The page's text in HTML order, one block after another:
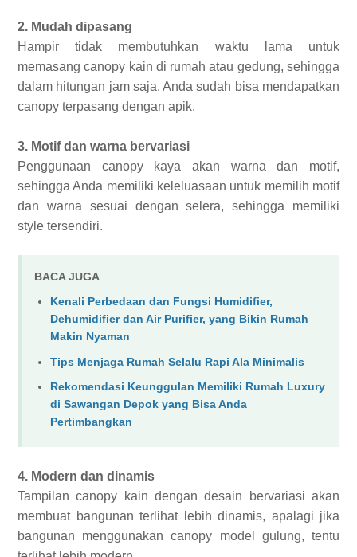
2. Mudah dipasang
Hampir tidak membutuhkan waktu lama untuk
memasang canopy kain di rumah atau gedung, sehingga
dalam hitungan jam saja, Anda sudah bisa mendapatkan
canopy terpasang dengan apik.
3. Motif dan warna bervariasi
Penggunaan canopy kaya akan warna dan motif,
sehingga Anda memiliki keleluasaan untuk memilih motif
dan warna sesuai dengan selera, sehingga memiliki
style tersendiri.
BACA JUGA
Kenali Perbedaan dan Fungsi Humidifier,
Dehumidifier dan Air Purifier, yang Bikin Rumah
Makin Nyaman
Tips Menjaga Rumah Selalu Rapi Ala Minimalis
Rekomendasi Keunggulan Memiliki Rumah Luxury
di Sawangan Depok yang Bisa Anda
Pertimbangkan
4. Modern dan dinamis
Tampilan canopy kain dengan desain bervariasi akan
membuat bangunan terlihat lebih dinamis, apalagi jika
bangunan menggunakan canopy model gulung, tentu